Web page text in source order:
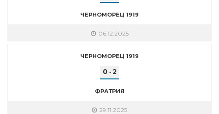
ЧЕРНОМОРЕЦ 1919
06.12.2025
ЧЕРНОМОРЕЦ 1919
0- 2
ФРАТРИЯ
29.11.2025